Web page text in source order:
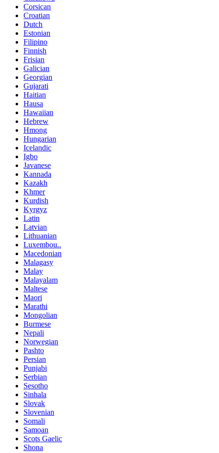
Corsican
Croatian
Dutch
Estonian
Filipino
Finnish
Frisian
Galician
Georgian
Gujarati
Haitian
Hausa
Hawaiian
Hebrew
Hmong
Hungarian
Icelandic
Igbo
Javanese
Kannada
Kazakh
Khmer
Kurdish
Kyrgyz
Latin
Latvian
Lithuanian
Luxembou..
Macedonian
Malagasy
Malay
Malayalam
Maltese
Maori
Marathi
Mongolian
Burmese
Nepali
Norwegian
Pashto
Persian
Punjabi
Serbian
Sesotho
Sinhala
Slovak
Slovenian
Somali
Samoan
Scots Gaelic
Shona